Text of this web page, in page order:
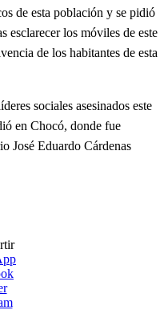
de esta población y se pidió
esclarecer los móviles de este
de los habitantes de esta
sociales asesinados este
en Chocó, donde fue
José Eduardo Cárdenas